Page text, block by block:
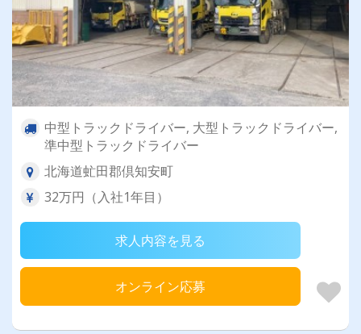
中型トラックドライバー, 大型トラックドライバー,
準中型トラックドライバー
北海道虻田郡倶知安町
32万円（入社1年目）
求人内容を見る
オンライン応募